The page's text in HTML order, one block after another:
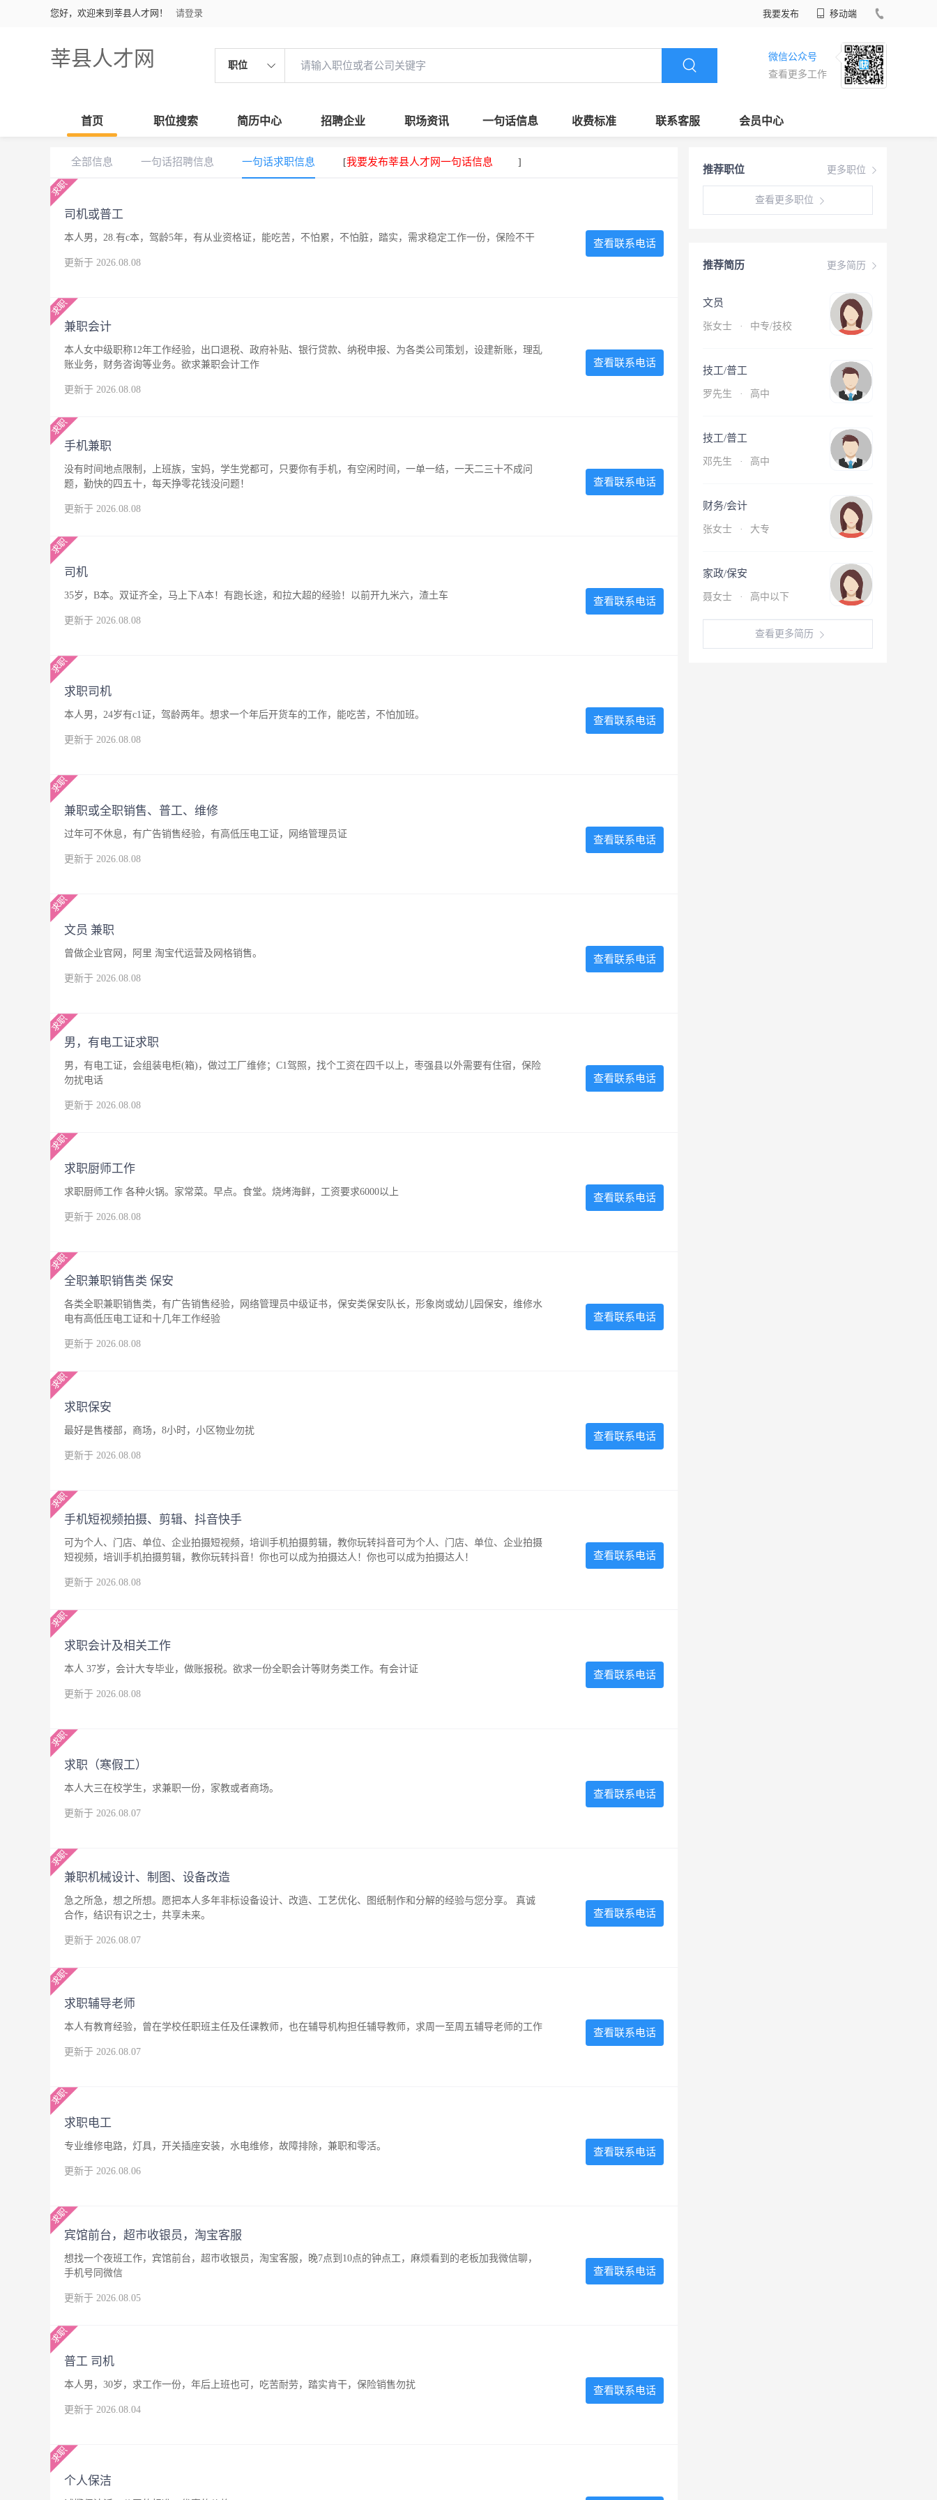
您好，欢迎来到莘县人才网！ 请登录 我要发布 移动端
莘县人才网 职位
微信公众号
查看更多工作
首页 职位搜索 简历中心 招聘企业 职场资讯 一句话信息 收费标准 联系客服 会员中心
更多职位
推荐职位
查看更多职位
更多简历
推荐简历
文员
张女士 · 中专/技校
技工/普工
罗先生 · 高中
技工/普工
邓先生 · 高中
财务/会计
张女士 · 大专
家政/保安
聂女士 · 高中以下
查看更多简历
全部信息 一句话招聘信息 一句话求职信息 [我要发布莘县人才网一句话信息 ]
司机或普工
本人男，28.有c本，驾龄5年，有从业资格证，能吃苦，不怕累，不怕脏，踏实，需求稳定工作一份，保险不干
更新于 2026.08.08
查看联系电话
兼职会计
本人女中级职称12年工作经验，出口退税、政府补贴、银行贷款、纳税申报、为各类公司策划，设建新账，理乱
账业务，财务咨询等业务。欲求兼职会计工作
更新于 2026.08.08
查看联系电话
手机兼职
没有时间地点限制，上班族，宝妈，学生党都可，只要你有手机，有空闲时间，一单一结，一天二三十不成问
题，勤快的四五十，每天挣零花钱没问题！
更新于 2026.08.08
查看联系电话
司机
35岁，B本。双证齐全，马上下A本！有跑长途，和拉大超的经验！以前开九米六，渣土车
更新于 2026.08.08
查看联系电话
求职司机
本人男，24岁有c1证，驾龄两年。想求一个年后开货车的工作，能吃苦，不怕加班。
更新于 2026.08.08
查看联系电话
兼职或全职销售、普工、维修
过年可不休息，有广告销售经验，有高低压电工证，网络管理员证
更新于 2026.08.08
查看联系电话
文员 兼职
曾做企业官网，阿里 淘宝代运营及网格销售。
更新于 2026.08.08
查看联系电话
男，有电工证求职
男，有电工证，会组装电柜(箱)，做过工厂维修；C1驾照，找个工资在四千以上，枣强县以外需要有住宿，保险
勿扰电话
更新于 2026.08.08
查看联系电话
求职厨师工作
求职厨师工作 各种火锅。家常菜。早点。食堂。烧烤海鲜，工资要求6000以上
更新于 2026.08.08
查看联系电话
全职兼职销售类 保安
各类全职兼职销售类，有广告销售经验，网络管理员中级证书，保安类保安队长，形象岗或幼儿园保安，维修水
电有高低压电工证和十几年工作经验
更新于 2026.08.08
查看联系电话
求职保安
最好是售楼部，商场，8小时，小区物业勿扰
更新于 2026.08.08
查看联系电话
手机短视频拍摄、剪辑、抖音快手
可为个人、门店、单位、企业拍摄短视频，培训手机拍摄剪辑，教你玩转抖音可为个人、门店、单位、企业拍摄
短视频，培训手机拍摄剪辑，教你玩转抖音！你也可以成为拍摄达人！你也可以成为拍摄达人！
更新于 2026.08.08
查看联系电话
求职会计及相关工作
本人 37岁，会计大专毕业，做账报税。欲求一份全职会计等财务类工作。有会计证
更新于 2026.08.08
查看联系电话
求职（寒假工）
本人大三在校学生，求兼职一份，家教或者商场。
更新于 2026.08.07
查看联系电话
兼职机械设计、制图、设备改造
急之所急，想之所想。愿把本人多年非标设备设计、改造、工艺优化、图纸制作和分解的经验与您分享。 真诚
合作，结识有识之士，共享未来。
更新于 2026.08.07
查看联系电话
求职辅导老师
本人有教育经验，曾在学校任职班主任及任课教师，也在辅导机构担任辅导教师，求周一至周五辅导老师的工作
更新于 2026.08.07
查看联系电话
求职电工
专业维修电路，灯具，开关插座安装，水电维修，故障排除，兼职和零活。
更新于 2026.08.06
查看联系电话
宾馆前台，超市收银员，淘宝客服
想找一个夜班工作，宾馆前台，超市收银员，淘宝客服，晚7点到10点的钟点工，麻烦看到的老板加我微信聊，
手机号同微信
更新于 2026.08.05
查看联系电话
普工 司机
本人男，30岁，求工作一份，年后上班也可，吃苦耐劳，踏实肯干，保险销售勿扰
更新于 2026.08.04
查看联系电话
个人保洁